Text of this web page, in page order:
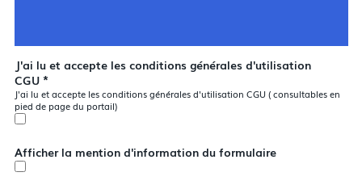
J'ai lu et accepte les conditions générales d'utilisation
CGU *
J'ai lu et accepte les conditions générales d'utilisation CGU ( consultables en
pied de page du portail)
Afficher la mention d'information du formulaire